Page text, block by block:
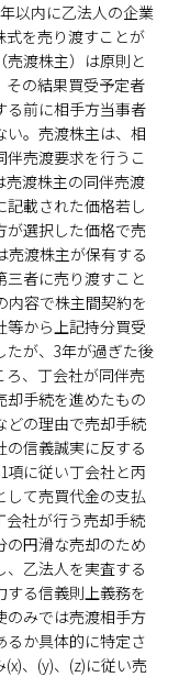
以内に乙法人の企業
式を売り渡すことが
渡株主）は原則と
その結果買受予定者
る前に相手方当事者
い。売渡株主は、相
売渡要求を行うこ
売渡株主の同伴売渡
記載された価格若し
が選択した価格で売
売渡株主が保有する
者に売り渡すこと
内容で株主間契約を
等から上記持分買受
たが、3年が過ぎた後
ろ、丁会社が同伴売
却手続を進めたもの
どの理由で売却手続
信義誠実に反する
項に従い丁会社と丙
して売買代金の支払
会社が行う売却手続
の円滑な売却のため
、乙法人を実査する
る信義則上義務を
のみでは売渡相手方
るか具体的に特定さ
、(y)、(z)に従い売